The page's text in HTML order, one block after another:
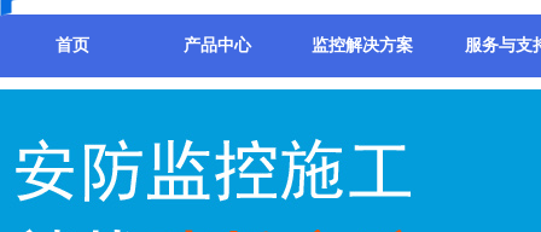
首页 产品中心 监控解决方案 服务与支